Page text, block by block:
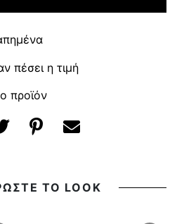
πέσει η τιμή
προϊόν
ΤΟ LOOK